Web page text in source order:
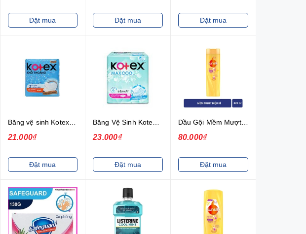
Đặt mua Đặt mua Đặt mua
21.000₫
Đặt mua
23.000₫
Đặt mua
Dầu Gội Mềm Mượt Diệu Kỳ Sunsilk 320g
80.000₫
Đặt mua